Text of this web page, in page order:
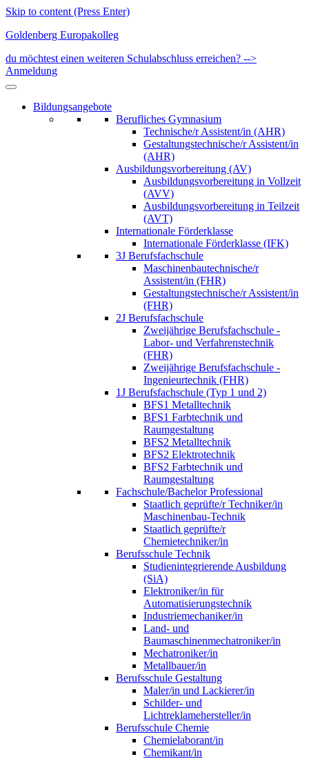
Skip to content (Press Enter)
Goldenberg Europakolleg
du möchtest einen weiteren Schulabschluss erreichen? -->
Anmeldung
Bildungsangebote
Berufliches Gymnasium
Technische/r Assistent/in (AHR)
Gestaltungstechnische/r Assistent/in
(AHR)
Ausbildungsvorbereitung (AV)
Ausbildungsvorbereitung in Vollzeit
(AVV)
Ausbildungsvorbereitung in Teilzeit
(AVT)
Internationale Förderklasse
Internationale Förderklasse (IFK)
3J Berufsfachschule
Maschinenbautechnische/r
Assistent/in (FHR)
Gestaltungstechnische/r Assistent/in
(FHR)
2J Berufsfachschule
Zweijährige Berufsfachschule -
Labor- und Verfahrenstechnik
(FHR)
Zweijährige Berufsfachschule -
Ingenieurtechnik (FHR)
1J Berufsfachschule (Typ 1 und 2)
BFS1 Metalltechnik
BFS1 Farbtechnik und
Raumgestaltung
BFS2 Metalltechnik
BFS2 Elektrotechnik
BFS2 Farbtechnik und
Raumgestaltung
Fachschule/Bachelor Professional
Staatlich geprüfte/r Techniker/in
Maschinenbau-Technik
Staatlich geprüfte/r
Chemietechniker/in
Berufsschule Technik
Studienintegrierende Ausbildung
(SiA)
Elektroniker/in für
Automatisierungstechnik
Industriemechaniker/in
Land- und
Baumaschinenmechatroniker/in
Mechatroniker/in
Metallbauer/in
Berufsschule Gestaltung
Maler/in und Lackierer/in
Schilder- und
Lichtreklamehersteller/in
Berufsschule Chemie
Chemielaborant/in
Chemikant/in